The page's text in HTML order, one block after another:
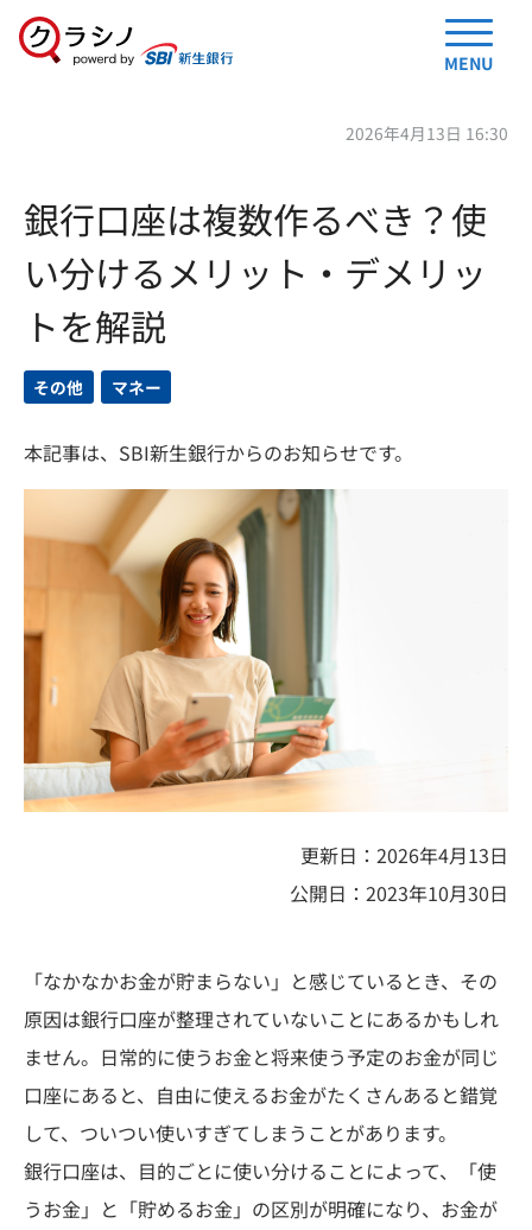
MENU
2026年4月13日 16:30
銀行口座は複数作るべき？使
い分けるメリット・デメリッ
トを解説
その他 マネー
本記事は、SBI新生銀行からのお知らせです。
更新日：2026年4月13日
公開日：2023年10月30日
「なかなかお金が貯まらない」と感じているとき、その
原因は銀行口座が整理されていないことにあるかもしれ
ません。日常的に使うお金と将来使う予定のお金が同じ
口座にあると、自由に使えるお金がたくさんあると錯覚
して、ついつい使いすぎてしまうことがあります。
銀行口座は、目的ごとに使い分けることによって、「使
うお金」と「貯めるお金」の区別が明確になり、お金が